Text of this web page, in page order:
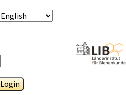
Login